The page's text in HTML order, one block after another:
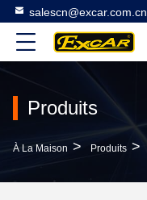
salescn@excar.com.cn
Produits
À La Maison > Produits >